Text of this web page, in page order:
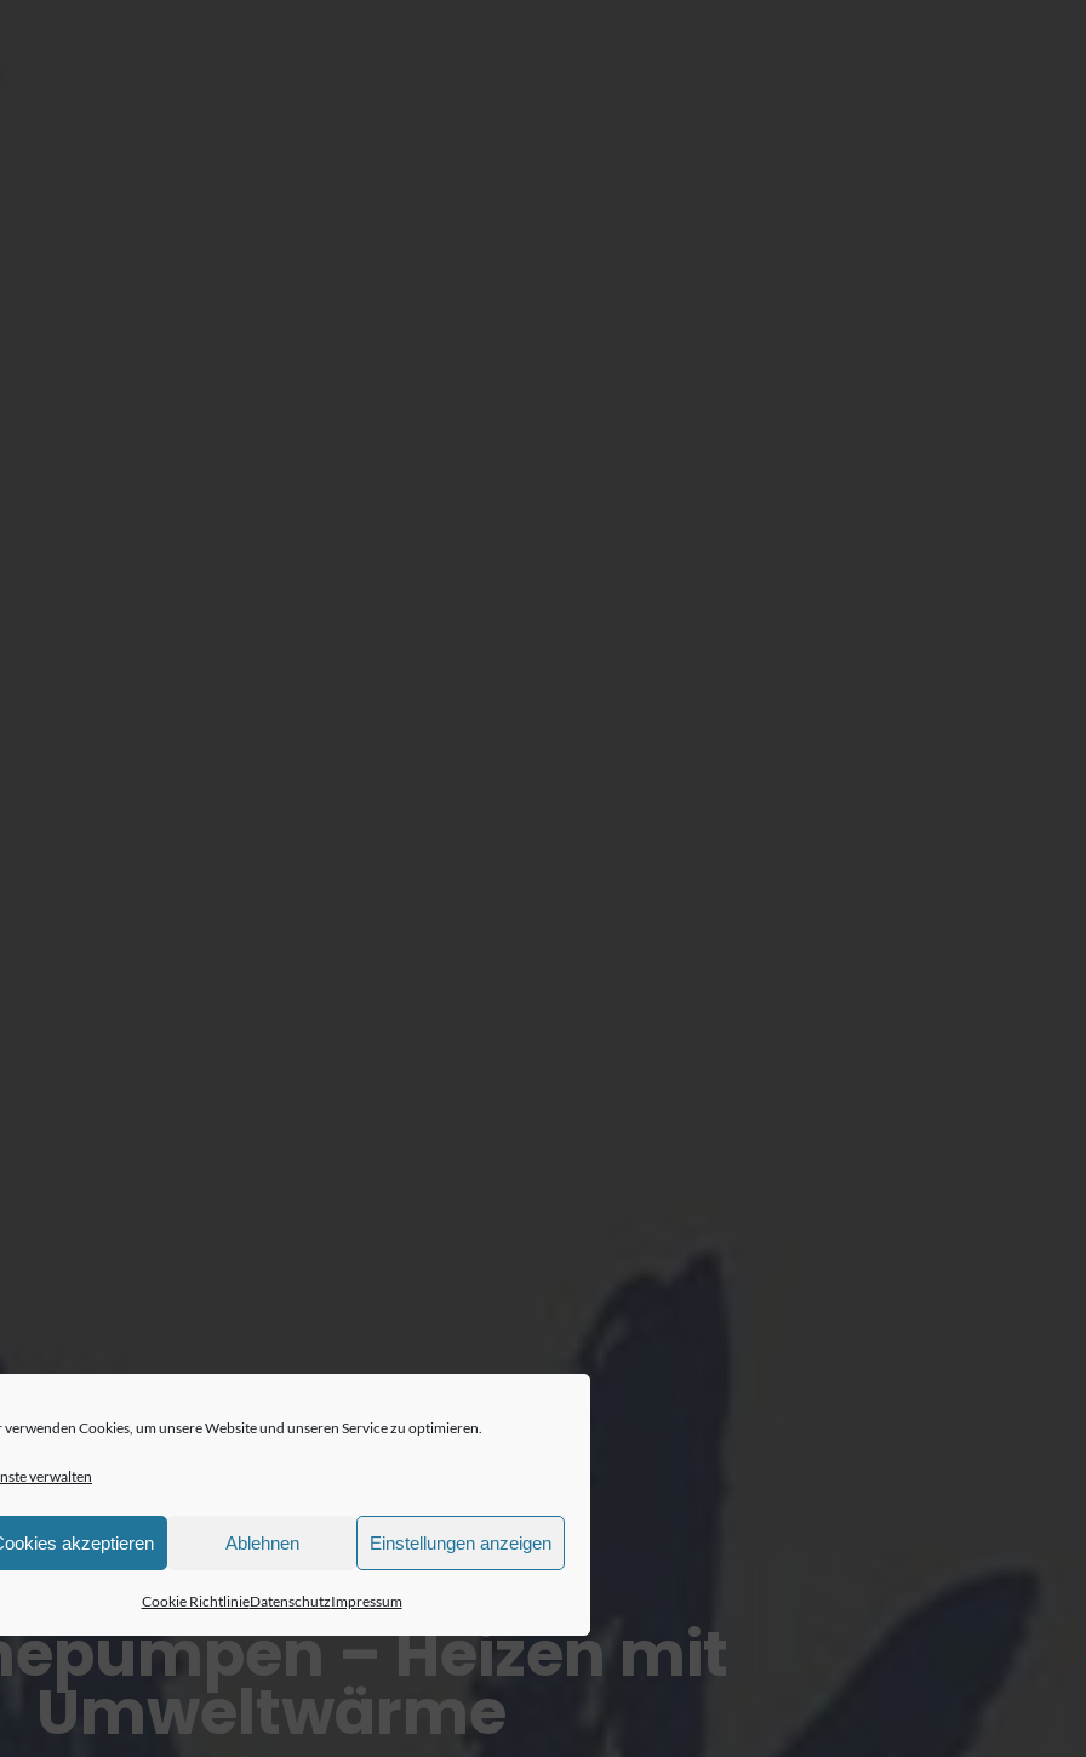
verwenden Cookies, um unsere Website und unseren Service zu optimieren.
verwalten
akzeptieren Ablehnen Einstellungen anzeigen
Cookie RichtlinieDatenschutzImpressum
– Heizen mit
Umweltwärme